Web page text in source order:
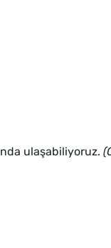
ulaşabiliyoruz.